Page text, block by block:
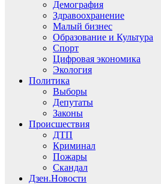
Демография
Здравоохранение
Малый бизнес
Образование и Культура
Спорт
Цифровая экономика
Экология
Политика
Выборы
Депутаты
Законы
Происшествия
ДТП
Криминал
Пожары
Скандал
Дзен.Новости